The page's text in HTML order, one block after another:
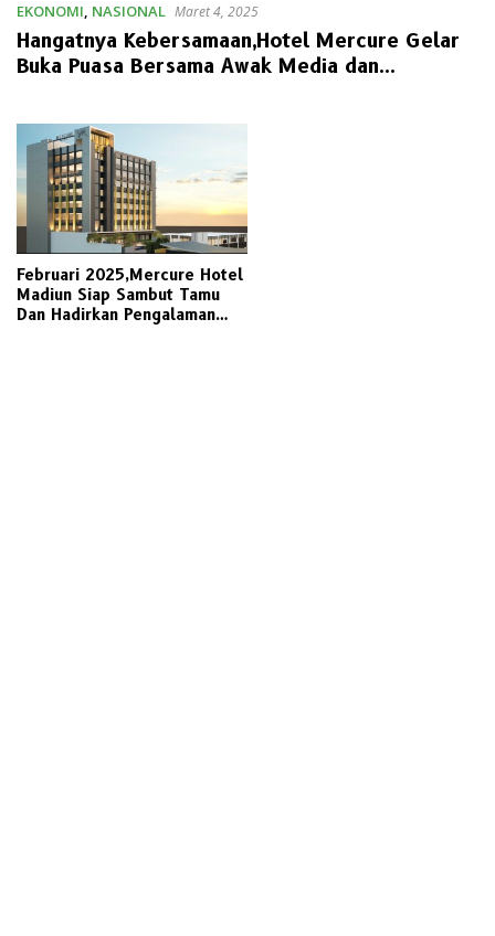
EKONOMI, NASIONAL Maret 4, 2025
Hangatnya Kebersamaan,Hotel Mercure Gelar
Buka Puasa Bersama Awak Media dan
Februari 2025,Mercure Hotel
Madiun Siap Sambut Tamu
Dan Hadirkan Pengalaman